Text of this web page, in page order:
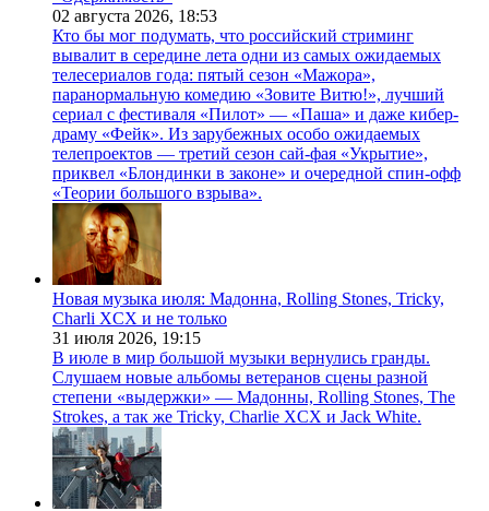
02 августа 2026, 18:53
Кто бы мог подумать, что российский стриминг
вывалит в середине лета одни из самых ожидаемых
телесериалов года: пятый сезон «Мажора»,
паранормальную комедию «Зовите Витю!», лучший
сериал с фестиваля «Пилот» — «Паша» и даже кибер-
драму «Фейк». Из зарубежных особо ожидаемых
телепроектов — третий сезон сай-фая «Укрытие»,
приквел «Блондинки в законе» и очередной спин-офф
«Теории большого взрыва».
Новая музыка июля: Мадонна, Rolling Stones, Tricky,
Charli XCX и не только
31 июля 2026, 19:15
В июле в мир большой музыки вернулись гранды.
Слушаем новые альбомы ветеранов сцены разной
степени «выдержки» — Мадонны, Rolling Stones, The
Strokes, а так же Tricky, Charlie XCX и Jack White.